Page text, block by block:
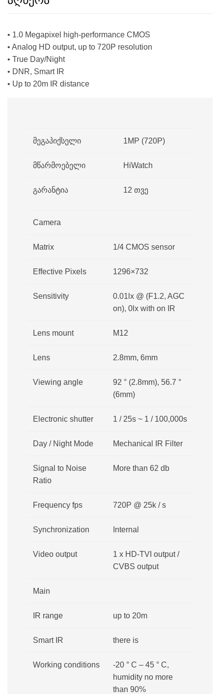
• 1.0 Megapixel high-performance CMOS
• Analog HD output, up to 720P resolution
• True Day/Night
• DNR, Smart IR
• Up to 20m IR distance
მეგაპიქსელი 1MP (720P)
მწარმოებელი HiWatch
გარანტია 12 თვე
Camera
Matrix 1/4 CMOS sensor
Effective Pixels 1296×732
Sensitivity
0.01lx @ (F1.2, AGC
on), 0lx with on IR
Lens mount M12
Lens 2.8mm, 6mm
Viewing angle
92 ° (2.8mm), 56.7 °
(6mm)
Electronic shutter 1 / 25s ~ 1 / 100,000s
Day / Night Mode Mechanical IR Filter
Signal to Noise
Ratio
More than 62 db
Frequency fps 720P @ 25k / s
Synchronization Internal
Video output
1 x HD-TVI output /
CVBS output
Main
IR range up to 20m
Smart IR there is
Working conditions
-20 ° С – 45 ° С,
humidity no more
than 90%